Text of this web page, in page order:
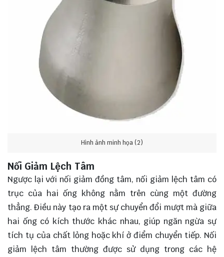
Hình ảnh minh họa (2)
Nối Giảm Lệch Tâm
Ngược lại với nối giảm đồng tâm, nối giảm lệch tâm có
trục của hai ống không nằm trên cùng một đường
thẳng. Điều này tạo ra một sự chuyển đổi mượt mà giữa
hai ống có kích thước khác nhau, giúp ngăn ngừa sự
tích tụ của chất lỏng hoặc khí ở điểm chuyển tiếp. Nối
giảm lệch tâm thường được sử dụng trong các hệ